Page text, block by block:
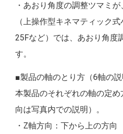
・あおり角度の調整ツマミ
（上操作型キネマティック
25Fなど）では、あおり角度
す。
■製品の軸のとり方（6軸の説
本製品のそれぞれの軸の定
向は写真内での説明）。
・Z軸方向：下から上の方向